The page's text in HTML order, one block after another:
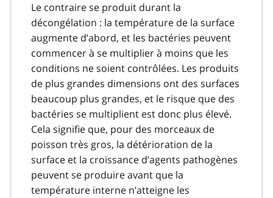
Le contraire se produit durant la
décongélation : la température de la surface
augmente d’abord, et les bactéries peuvent
commencer à se multiplier à moins que les
conditions ne soient contrôlées. Les produits
de plus grandes dimensions ont des surfaces
beaucoup plus grandes, et le risque que des
bactéries se multiplient est donc plus élevé.
Cela signifie que, pour des morceaux de
poisson très gros, la détérioration de la
surface et la croissance d’agents pathogènes
peuvent se produire avant que la
température interne n’atteigne les